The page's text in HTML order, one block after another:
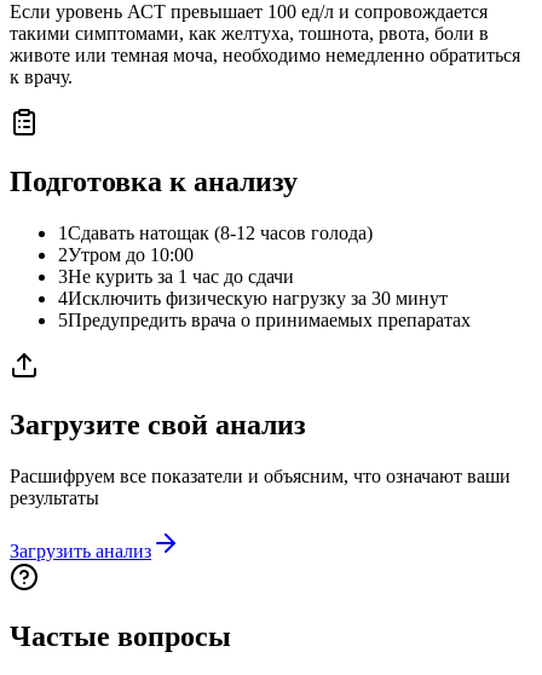
Если уровень АСТ превышает 100 ед/л и сопровождается
такими симптомами, как желтуха, тошнота, рвота, боли в
животе или темная моча, необходимо немедленно обратиться
к врачу.
Подготовка к анализу
1Сдавать натощак (8-12 часов голода)
2Утром до 10:00
3Не курить за 1 час до сдачи
4Исключить физическую нагрузку за 30 минут
5Предупредить врача о принимаемых препаратах
Загрузите свой анализ
Расшифруем все показатели и объясним, что означают ваши
результаты
Загрузить анализ
Частые вопросы